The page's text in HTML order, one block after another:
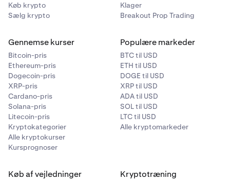
Køb krypto
Sælg krypto
Klager
Breakout Prop Trading
Gennemse kurser
Bitcoin-pris
Ethereum-pris
Dogecoin-pris
XRP-pris
Cardano-pris
Solana-pris
Litecoin-pris
Kryptokategorier
Alle kryptokurser
Kursprognoser
Populære markeder
BTC til USD
ETH til USD
DOGE til USD
XRP til USD
ADA til USD
SOL til USD
LTC til USD
Alle kryptomarkeder
Køb af vejledninger Kryptotræning